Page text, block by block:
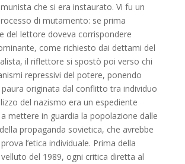
che si era instaurato. Vi fu un
di mutamento: se prima
del lettore doveva corrispondere
come richiesto dai dettami del
il riflettore si spostò poi verso chi
repressivi del potere, ponendo
paura originata dal conflitto tra individuo
del nazismo era un espediente
mettere in guardia la popolazione dalle
propaganda sovietica, che avrebbe
l’etica individuale. Prima della
del 1989, ogni critica diretta al